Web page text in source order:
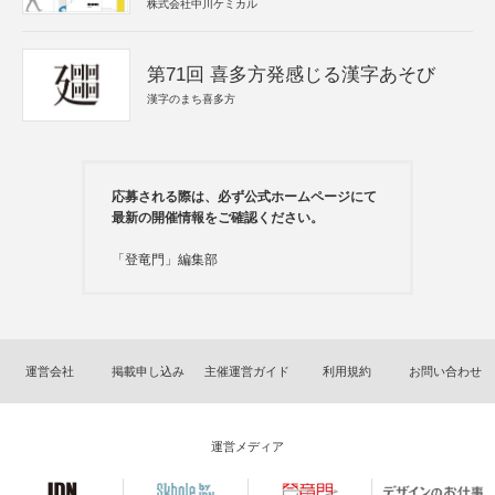
株式会社中川ケミカル
第71回 喜多方発感じる漢字あそび
漢字のまち喜多方
応募される際は、必ず公式ホームページにて
最新の開催情報をご確認ください。
「登竜門」編集部
運営会社 掲載申し込み 主催運営ガイド 利用規約 お問い合わせ
運営メディア